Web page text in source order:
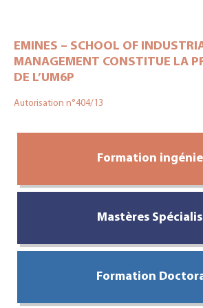
EMINES – SCHOOL OF
MANAGEMENT CONSTITUE LA
DE L’UM6P
Autorisation n°404/13
Formation
Mastères
Formation